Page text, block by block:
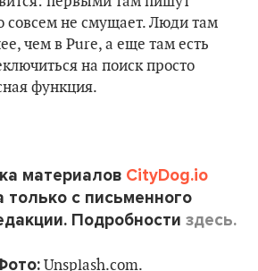
совсем не смущает. Люди там
чем в Pure, а еще там есть
на поиск просто
функция.
материалов CityDog.io
только с письменного
Подробности здесь.
Unsplash.com.